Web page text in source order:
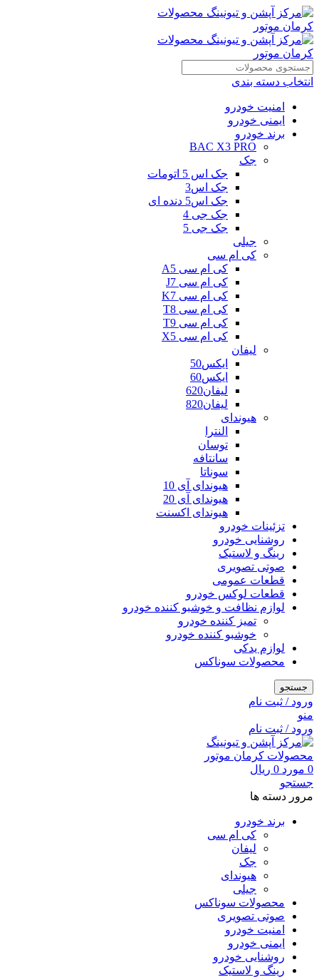
انتخاب دسته بندی
امنیت خودرو
ایمنی خودرو
برند خودرو
BAC X3 PRO
جک
جک اس 5 اتومات
جک اس3
جک اس5 دنده ای
جک جی 4
جک جی 5
جیلی
کی ام سی
کی ام سی A5
کی ام سی J7
کی ام سی K7
کی ام سی T8
کی ام سی T9
کی ام سی X5
لیفان
ایکس50
ایکس60
لیفان620
لیفان820
هیوندای
النترا
توسان
سانتافه
سوناتا
هیوندای آی 10
هیوندای آی 20
هیوندای اکسنت
تزئینات خودرو
روشنایی خودرو
رینگ و لاستیک
صوتی تصویری
قطعات عمومی
قطعات لوکس خودرو
لوازم نظافت و خوشبو کننده خودرو
تمیز کننده خودرو
خوشبو کننده خودرو
لوازم یدکی
محصولات سوناکس
جستجو
ورود / ثبت نام
منو
ورود / ثبت نام
0 مورد 0 ریال
جستجو
مرور دسته ها
برند خودرو
کی ام سی
لیفان
جک
هیوندای
جیلی
محصولات سوناکس
صوتی تصویری
امنیت خودرو
ایمنی خودرو
روشنایی خودرو
رینگ و لاستیک